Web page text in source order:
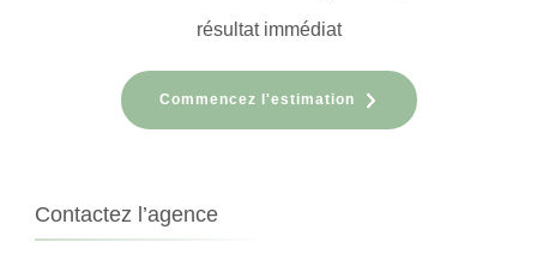
résultat immédiat
Commencez l'estimation
Contactez l’agence